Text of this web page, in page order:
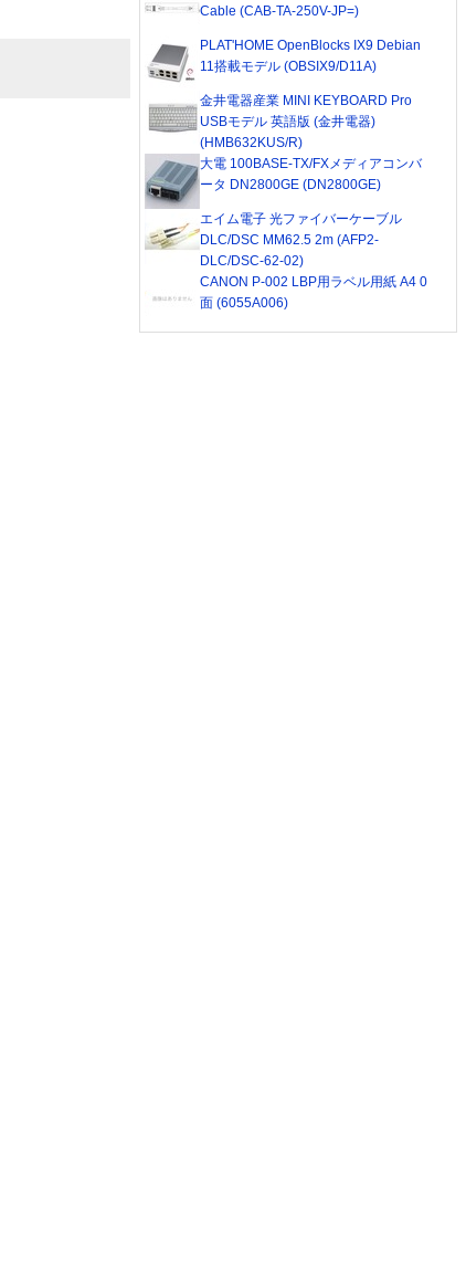
Cable (CAB-TA-250V-JP=)
PLAT'HOME OpenBlocks IX9 Debian
11搭載モデル (OBSIX9/D11A)
金井電器産業 MINI KEYBOARD Pro
USBモデル 英語版 (金井電器)
(HMB632KUS/R)
大電 100BASE-TX/FXメディアコンバ
ータ DN2800GE (DN2800GE)
エイム電子 光ファイバーケーブル
DLC/DSC MM62.5 2m (AFP2-
DLC/DSC-62-02)
CANON P-002 LBP用ラベル用紙 A4 0
面 (6055A006)